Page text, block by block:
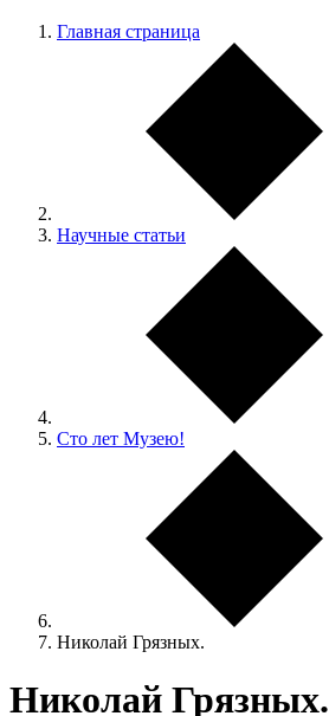
Главная страница
Научные статьи
Сто лет Музею!
Николай Грязных.
Николай Грязных.